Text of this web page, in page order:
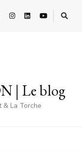
| Le blog
& La Torche